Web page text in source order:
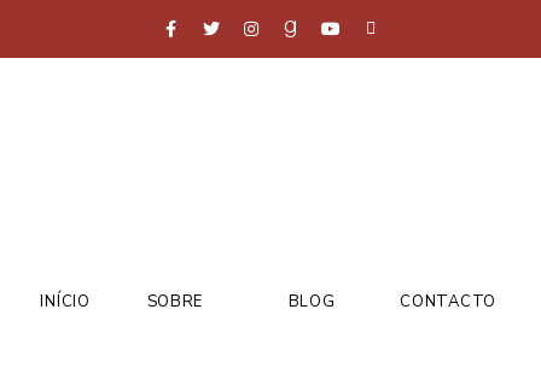
INÍCIO SOBRE BLOG CONTACTO